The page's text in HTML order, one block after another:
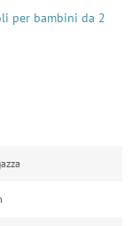
per bambini da 2